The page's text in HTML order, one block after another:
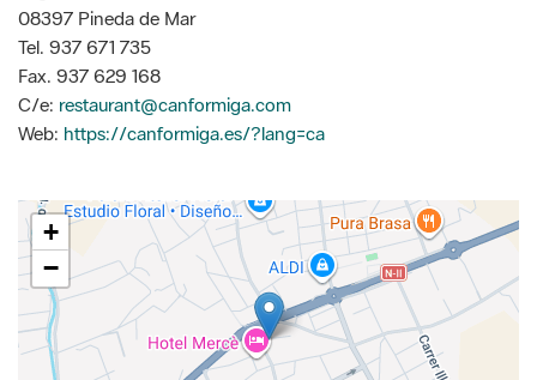
08397 Pineda de Mar
Tel. 937 671 735
Fax. 937 629 168
C/e: restaurant@canformiga.com
Web: https://canformiga.es/?lang=ca
+
−